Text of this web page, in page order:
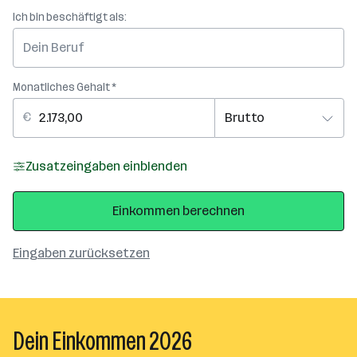
Ich bin beschäftigt als:
Monatliches Gehalt *
Zusatzeingaben einblenden
Eingaben zurücksetzen
Einkommen berechnen
Dein Einkommen 2026